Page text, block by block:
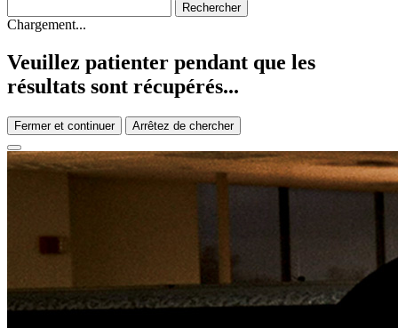
Chargement...
Veuillez patienter pendant que les
résultats sont récupérés...
Fermer et continuer Arrêtez de chercher